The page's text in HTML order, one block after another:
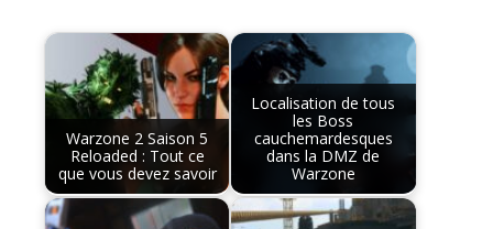
Warzone 2 Saison 5
Reloaded : Tout ce
que vous devez savoir
Localisation de tous
les Boss
cauchemardesques
dans la DMZ de
Warzone